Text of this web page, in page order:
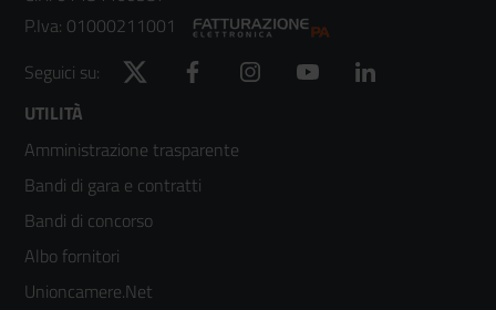
P.Iva: 01000211001
Seguici su:
Twitter Facebook Instagram YouTube
Footer
menù
colonna
2
UTILITÀ
Amministrazione trasparente
Bandi di gara e contratti
Bandi di concorso
Albo fornitori
Unioncamere.Net